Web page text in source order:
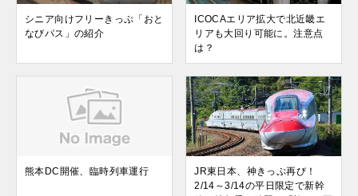
シニア向けフリーきっぷ「おと
なびパス」の紹介
ICOCAエリア拡大で北近畿エ
リアも大回り可能に。注意点
は？
熊本DC開催、臨時列車運行
JR東日本、神きっぷ再び！
2/14～3/14の平日限定で新幹